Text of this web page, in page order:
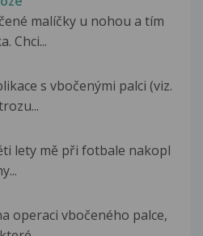
malíčky u nohou a tím
Chci...
s vbočenými palci (viz.
lety mě při fotbale nakopl
operaci vbočeného palce,